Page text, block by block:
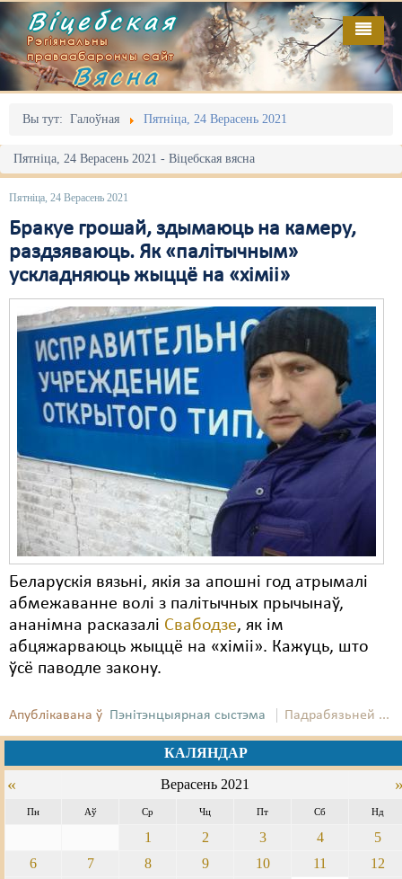
Віцебская
Рэгіянальны
праваабарончы сайт
Вясна
Вы тут: Галоўная Пятніца, 24 Верасень 2021
Пятніца, 24 Верасень 2021 - Віцебская вясна
Пятніца, 24 Верасень 2021
Бракуе грошай, здымаюць на камеру,
раздзяваюць. Як «палітычным»
ускладняюць жыццё на «хіміі»
Беларускія вязьні, якія за апошні год атрымалі
абмежаванне волі з палітычных прычынаў,
ананімна расказалі Свабодзе, як ім
абцяжарваюць жыццё на «хіміі». Кажуць, што
ўсё паводле закону.
Апублікавана ў Пэнітэнцыярная сыстэма Падрабязьней ...
КАЛЯНДАР
« Верасень 2021
Пн Аў Ср Чц Пт Сб Нд
1 2 3 4
5
6
7 8 9 10 11
12
Галоўная
Адміністрацыйны перасьлед
Акцыі
Выбары
Грамадзянскія ініцыятывы
Дзяржава
Дыскрымінацыя
Затрыманьні
Карная псыхіятрыя
Культурныя правы
ЛПП
Мігранты
Мірныя сходы
Палітвязьні
Праваабаронцы
Распальваньне варожасьці
Свабода сумленьня
Выданьні
Відэа
Пра нас
RSS